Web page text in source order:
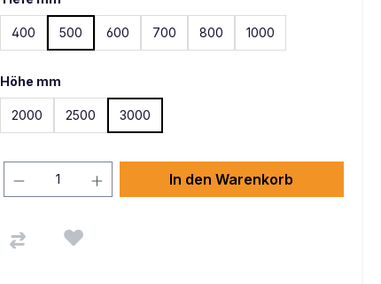
400 500 600 700 800 1000
Höhe mm
2000 2500 3000
In den Warenkorb